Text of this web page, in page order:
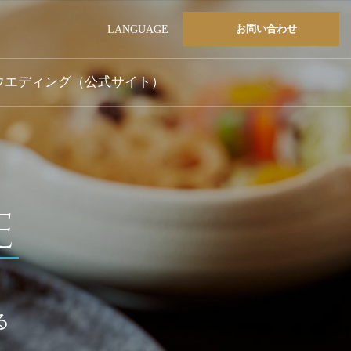
LANGUAGE お問い合わせ
エディング（公式サイト）